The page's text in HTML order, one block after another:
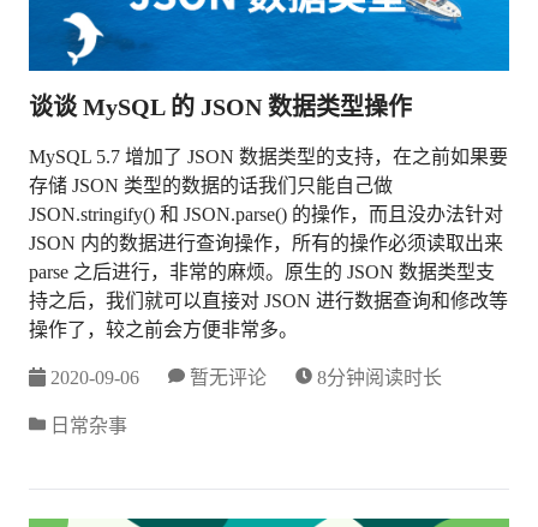
谈谈 MySQL 的 JSON 数据类型操作
MySQL 5.7 增加了 JSON 数据类型的支持，在之前如果要
存储 JSON 类型的数据的话我们只能自己做
JSON.stringify() 和 JSON.parse() 的操作，而且没办法针对
JSON 内的数据进行查询操作，所有的操作必须读取出来
parse 之后进行，非常的麻烦。原生的 JSON 数据类型支
持之后，我们就可以直接对 JSON 进行数据查询和修改等
操作了，较之前会方便非常多。
2020-09-06 暂无评论 8分钟阅读时长
日常杂事